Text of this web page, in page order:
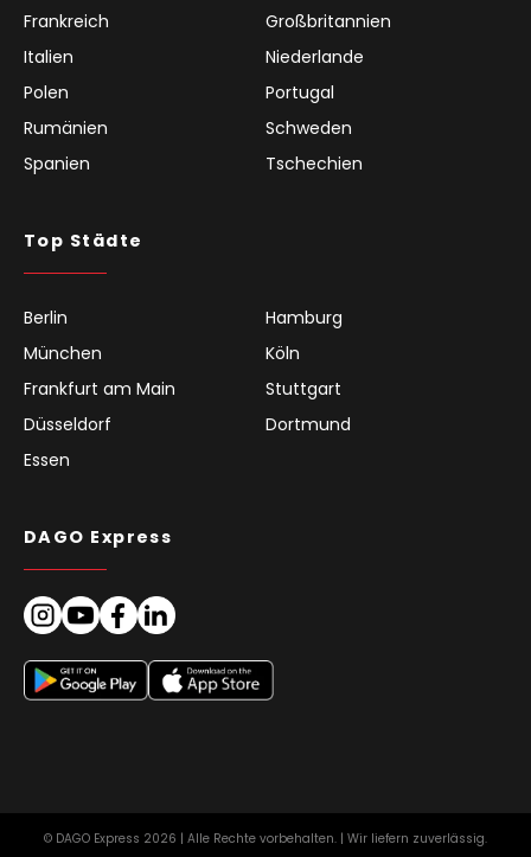
Frankreich
Großbritannien
Italien
Niederlande
Polen
Portugal
Rumänien
Schweden
Spanien
Tschechien
Top Städte
Berlin
Hamburg
München
Köln
Frankfurt am Main
Stuttgart
Düsseldorf
Dortmund
Essen
DAGO Express
© DAGO Express 2026 | Alle Rechte vorbehalten. | Wir liefern zuverlässig.